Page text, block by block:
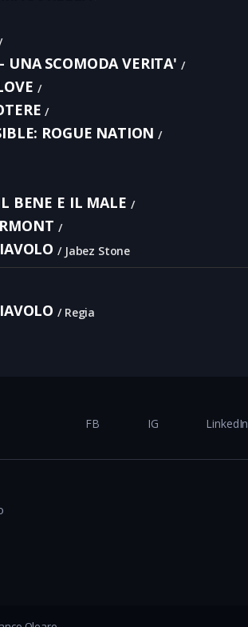
UNA SCOMODA VERITA'
ROGUE NATION
BENE E IL MALE
Jabez Stone
Regia
FB IG LinkedIn